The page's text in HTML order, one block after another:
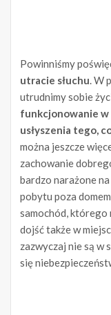
Powinniśmy
utracie słuchu. W
utrudnimy sobie
funkcjonowanie w
usłyszenia tego,
można jeszcze
zachowanie
bardzo narażone
pobytu poza
samochód, którego
dojść także w
zazwyczaj nie są w
się